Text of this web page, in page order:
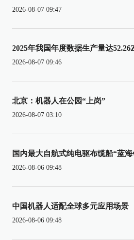
2026-08-07 09:47
2025年我国年度数据生产量达
2026-08-07 09:46
北京：机器人在公园“上岗”
2026-08-07 03:10
国内最大自航式纯电驱布缆船“蓝
2026-08-06 09:48
中国机器人适配全球多元应用场景
2026-08-06 09:48